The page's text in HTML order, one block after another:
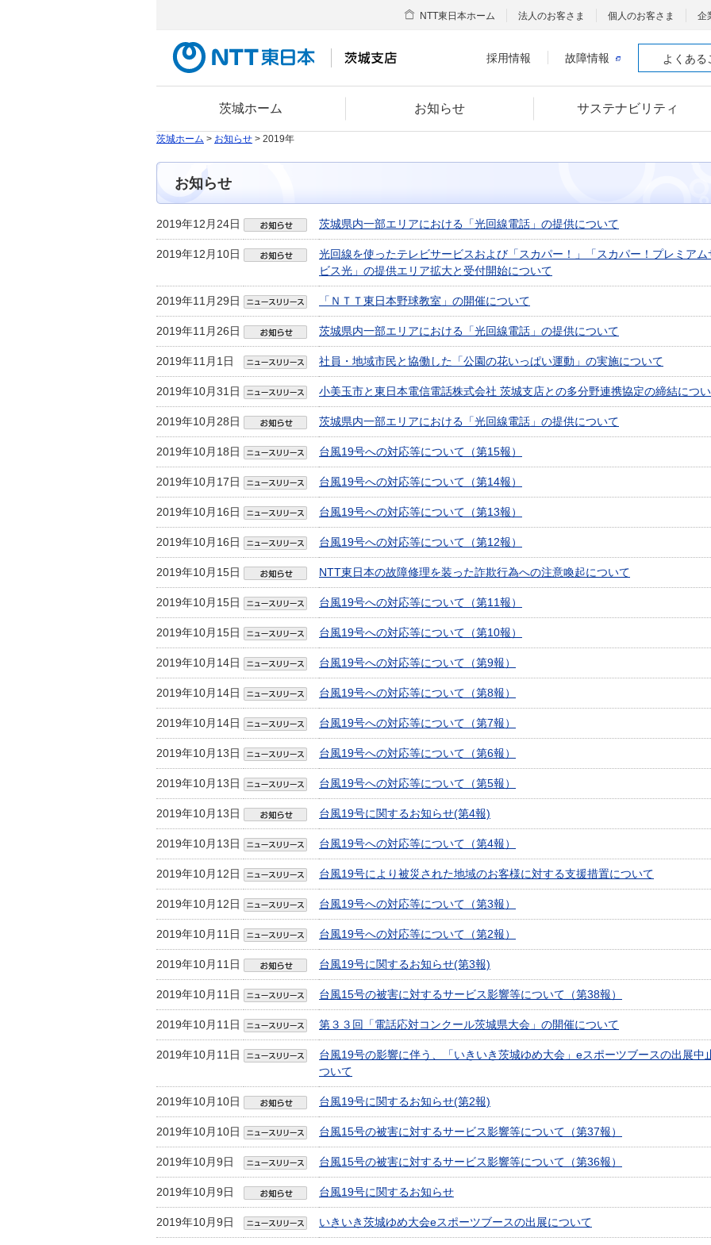
茨城ホーム お知らせ サステナビリティ
NTT東日本ホーム 法人のお客さま 個人のお客さま 企
採用情報 故障情報 よくある
茨城ホーム > お知らせ > 2019年
お知らせ
2019年12月24日 茨城県内一部エリアにおける「光回線電話」の提供について
2019年12月10日
光回線を使ったテレビサービスおよび「スカパー！」「スカパー！プレミアム
ビス光」の提供エリア拡大と受付開始について
2019年11月29日 「ＮＴＴ東日本野球教室」の開催について
2019年11月26日 茨城県内一部エリアにおける「光回線電話」の提供について
2019年11月1日 社員・地域市民と協働した「公園の花いっぱい運動」の実施について
2019年10月31日 小美玉市と東日本電信電話株式会社 茨城支店との多分野連携協定の締結につ
2019年10月28日 茨城県内一部エリアにおける「光回線電話」の提供について
2019年10月18日 台風19号への対応等について（第15報）
2019年10月17日 台風19号への対応等について（第14報）
2019年10月16日 台風19号への対応等について（第13報）
2019年10月16日 台風19号への対応等について（第12報）
2019年10月15日 NTT東日本の故障修理を装った詐欺行為への注意喚起について
2019年10月15日 台風19号への対応等について（第11報）
2019年10月15日 台風19号への対応等について（第10報）
2019年10月14日 台風19号への対応等について（第9報）
2019年10月14日 台風19号への対応等について（第8報）
2019年10月14日 台風19号への対応等について（第7報）
2019年10月13日 台風19号への対応等について（第6報）
2019年10月13日 台風19号への対応等について（第5報）
2019年10月13日 台風19号に関するお知らせ(第4報)
2019年10月13日 台風19号への対応等について（第4報）
2019年10月12日 台風19号により被災された地域のお客様に対する支援措置について
2019年10月12日 台風19号への対応等について（第3報）
2019年10月11日 台風19号への対応等について（第2報）
2019年10月11日 台風19号に関するお知らせ(第3報)
2019年10月11日 台風15号の被害に対するサービス影響等について（第38報）
2019年10月11日 第３３回「電話応対コンクール茨城県大会」の開催について
2019年10月11日
台風19号の影響に伴う、「いきいき茨城ゆめ大会」eスポーツブースの出展中
ついて
2019年10月10日 台風19号に関するお知らせ(第2報)
2019年10月10日 台風15号の被害に対するサービス影響等について（第37報）
2019年10月9日 台風15号の被害に対するサービス影響等について（第36報）
2019年10月9日 台風19号に関するお知らせ
2019年10月9日 いきいき茨城ゆめ大会eスポーツブースの出展について